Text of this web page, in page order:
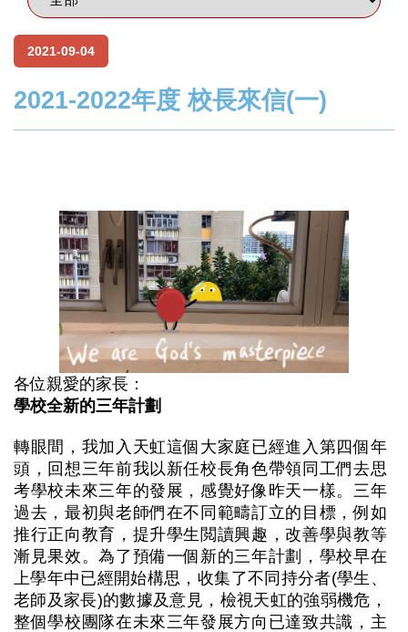
2021-09-04
2021-2022年度 校長來信(一)
各位親愛的家長：
學校全新的三年計劃
轉眼間，我加入天虹這個大家庭已經進入第四個年
頭，回想三年前我以新任校長角色帶領同工們去思
考學校未來三年的發展，感覺好像昨天一樣。三年
過去，最初與老師們在不同範疇訂立的目標，例如
推行正向教育，提升學生閲讀興趣，改善學與教等
漸見果效。為了預備一個新的三年計劃，學校早在
上學年中已經開始構思，收集了不同持分者(學生、
老師及家長)的數據及意見，檢視天虹的強弱機危，
整個學校團隊在未來三年發展方向已達致共識，主